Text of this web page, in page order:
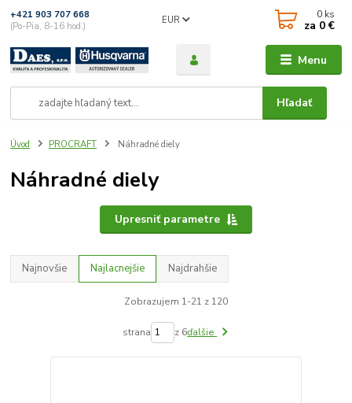
Menu
EUR
Hľadať
+421 903 707 668
(Po-Pia, 8-16 hod.)
0 ks
za 0 €
Úvod PROCRAFT Náhradné diely
Náhradné diely
Upresniť parametre
Najnovšie Najlacnejšie Najdrahšie
Zobrazujem 1-21 z 120
strana z 6ďalšie